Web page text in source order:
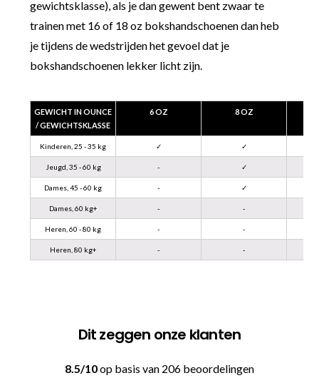
gewichtsklasse), als je dan gewent bent zwaar te
trainen met 16 of 18 oz bokshandschoenen dan heb
je tijdens de wedstrijden het gevoel dat je
bokshandschoenen lekker licht zijn.
GEWICHT IN OUNCE
/ GEWICHTSKLASSE
6 OZ 8 OZ
Kinderen, 25 - 35 kg ✓ ✓
Jeugd, 35 - 60 kg - ✓
Dames, 45 - 60 kg - ✓
Dames, 60 kg+ - -
Heren, 60 - 80 kg - -
Heren, 80 kg+ - -
Dit zeggen onze klanten
8.5/10op basis van 206 beoordelingen